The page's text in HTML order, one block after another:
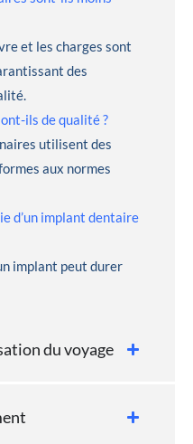
et les charges sont
des
ils de qualité ?
utilisent des
aux normes
d’un implant dentaire
implant peut durer
du voyage